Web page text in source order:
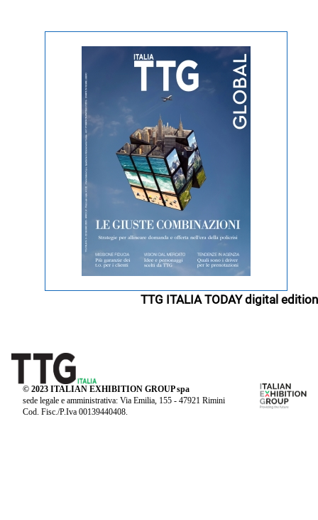
TTG ITALIA TODAY digital edition
© 2023 ITALIAN EXHIBITION GROUP spa
sede legale e amministrativa: Via Emilia, 155 - 47921 Rimini
Cod. Fisc./P.Iva 00139440408.